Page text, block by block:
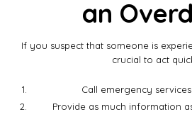
an
If you suspect that someone is
crucial to act
Call emergency
Provide as much information